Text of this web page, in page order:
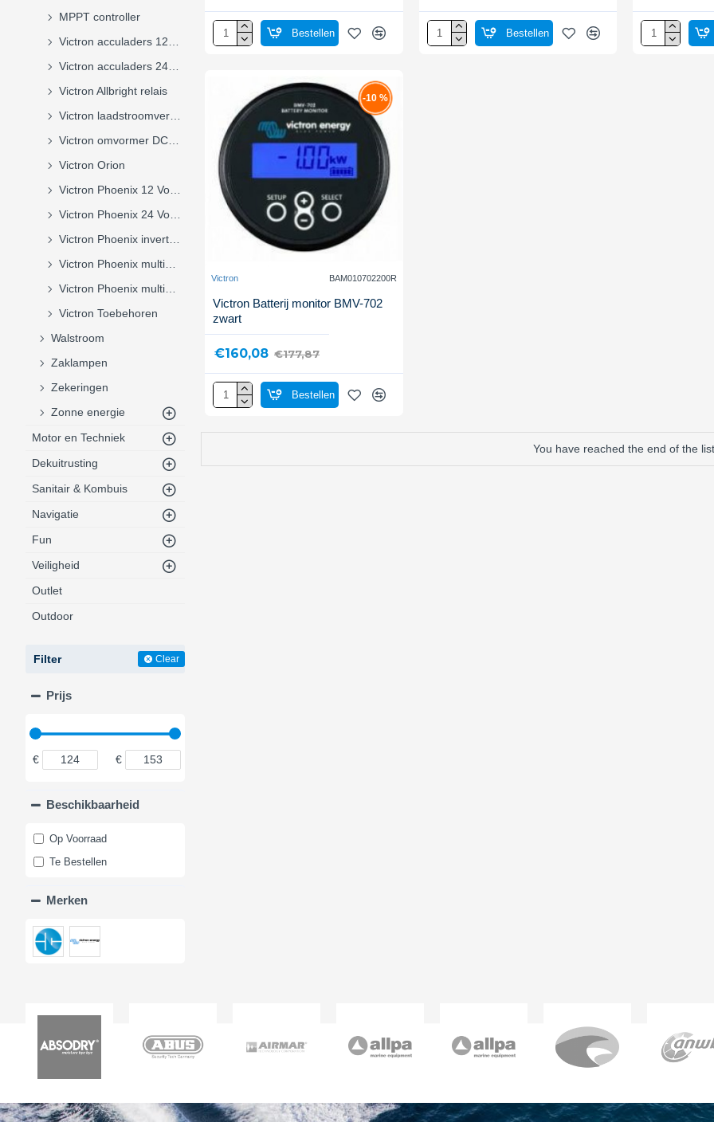
MPPT controller
Victron Allbright relais
Victron Orion
Victron Toebehoren
Walstroom
Zaklampen
Zekeringen
Zonne energie
Motor en Techniek
Dekuitrusting
Sanitair & Kombuis
Navigatie
Fun
Veiligheid
Outlet
Outdoor
Filter Clear
Prijs
€ €
Merken
Beschikbaarheid
Op Voorraad
Te Bestellen
Bestellen Bestellen
-10 %
Victron BAM010702200R
Victron Batterij monitor BMV-702
zwart
€160,08 €177,87
Bestellen
You have reached the end of the